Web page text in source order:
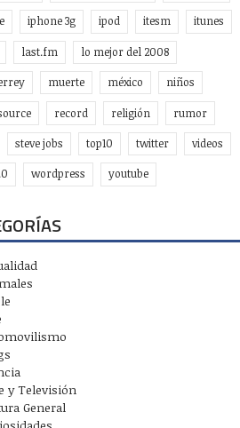
iphone 3g ipod itesm itunes
last.fm lo mejor del 2008
muerte méxico niños
record religión rumor
steve jobs top10 twitter videos
wordpress youtube
y Televisión
General